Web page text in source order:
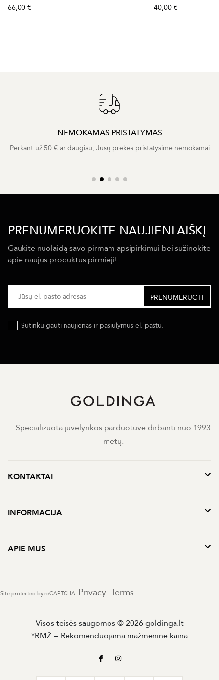
66,00 € 40,00 €
NEMOKAMAS PRISTATYMAS
Perkant už 50 € ar daugiau, Jūsų prekes pristatysime nemokamai
PRENUMERUOKITE NAUJIENLAIŠKĮ
Gaukite nuolaidą savo pirmam apsipirkimui bei sužinokite
apie naujus produktus pirmieji!
Sutinku gauti naujienas ir pasiulymus el. paštu.
Specializuota juvelyrikos parduotuvė dirbanti nuo 1993
metų.
KONTAKTAI
INFORMACIJA
APIE MUS
Site protected by reCAPTCHA. Privacy - Terms
Visos teisės saugomos © 2026 goldinga.lt
*RMŽ = Rekomenduojama mažmeninė kaina